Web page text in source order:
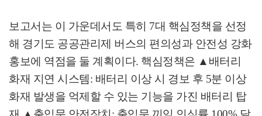
보고서는 이 가운데서도 특히 7대 핵심정책을 선정
해 경기도 공공관리제 버스의 편의성과 안전성 강화
홍보에 역점을 둘 계획이다. 핵심정책은 ▲ 배터리
화재 지연 시스템: 배터리 이상 시 경보 후 5분 이상
화재 발생을 억제할 수 있는 기능을 가진 배터리 탑